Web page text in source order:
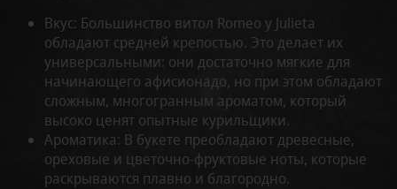
Вкус: Большинство витол Romeo y Julieta
обладают средней крепостью. Это делает их
универсальными: они достаточно мягкие для
начинающего афисионадо, но при этом обладают
сложным, многогранным ароматом, который
высоко ценят опытные курильщики.
Ароматика: В букете преобладают древесные,
ореховые и цветочно-фруктовые ноты, которые
раскрываются плавно и благородно.